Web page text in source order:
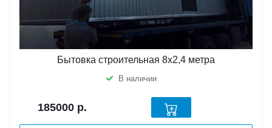
Бытовка строительная 8х2,4 метра
В наличии
185000 р.